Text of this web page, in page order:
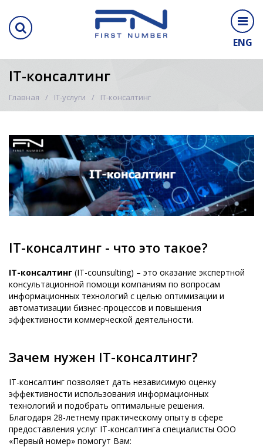
ENG
IT-консалтинг
Главная IT-услуги IT-консалтинг
IT-консалтинг - что это такое?
IT-консалтинг (IT-counsulting) – это оказание экспертной
консультационной помощи компаниям по вопросам
информационных технологий с целью оптимизации и
автоматизации бизнес-процессов и повышения
эффективности коммерческой деятельности.
Зачем нужен IT-консалтинг?
IT-консалтинг позволяет дать независимую оценку
эффективности использования информационных
технологий и подобрать оптимальные решения.
Благодаря 28-летнему практическому опыту в сфере
предоставления услуг IT-консалтинга специалисты ООО
«Первый номер» помогут Вам: